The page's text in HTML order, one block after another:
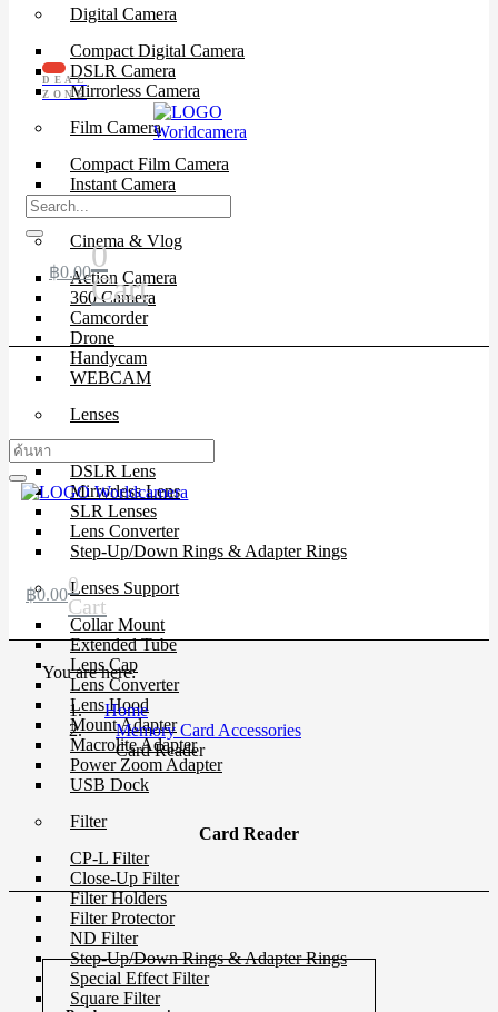
Digital Camera
Compact Digital Camera
DSLR Camera
Mirrorless Camera
Film Camera
Compact Film Camera
Instant Camera
SLR Camera
Cinema & Vlog
Action Camera
360 Camera
Camcorder
Drone
Handycam
WEBCAM
Lenses
DSLR Lens
Mirrorless Lens
SLR Lenses
Lens Converter
Step-Up/Down Rings & Adapter Rings
Lenses Support
Collar Mount
Extended Tube
Lens Cap
Lens Converter
Lens Hood
Mount Adapter
Macrolite Adapter
Power Zoom Adapter
USB Dock
Filter
CP-L Filter
Close-Up Filter
Filter Holders
Filter Protector
ND Filter
Step-Up/Down Rings & Adapter Rings
Special Effect Filter
Square Filter
DEAL
ZONE
฿0.000
Cart
฿0.000
Cart
You are here:
Home
Memory Card Accessories
Card Reader
Card Reader